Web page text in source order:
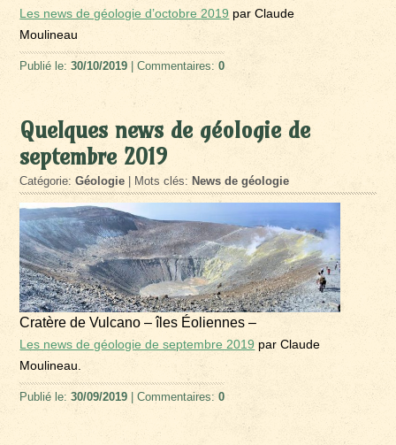
Les news de géologie d’octobre 2019 par Claude
Moulineau
Publié le:30/10/2019 | Commentaires:0
Quelques news de géologie de
septembre 2019
Catégorie:Géologie | Mots clés:News de géologie
Cratère de Vulcano – îles Éoliennes –
Les news de géologie de septembre 2019 par Claude
Moulineau.
Publié le:30/09/2019 | Commentaires:0